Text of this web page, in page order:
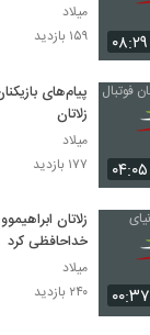
۰۸:۲۹
میلاد
۱۵۹ بازدید
۰۴:۰۵
پیام‌های
زلاتان
میلاد
۱۷۷ بازدید
۰۰:۳۷
زلاتان
خداحافظی کرد
میلاد
۲۴۰ بازدید